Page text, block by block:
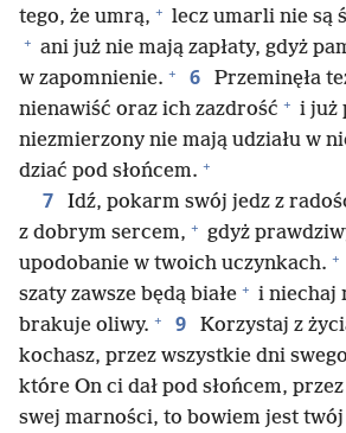
tego, że umrą, + lecz umarli nie są
+ ani już nie mają zapłaty, gdyż
w zapomnienie. + 6
Przeminęła
nienawiść oraz ich zazdrość + i już
niezmierzony nie mają udziału w
dziać pod słońcem. +
7
Idź, pokarm swój jedz z
z dobrym sercem, + gdyż
upodobanie w twoich uczynkach. +
szaty zawsze będą białe + i niechaj
brakuje oliwy. + 9 Korzystaj z
kochasz, przez wszystkie dni
które On ci dał pod słońcem,
swej marności, to bowiem jest twój